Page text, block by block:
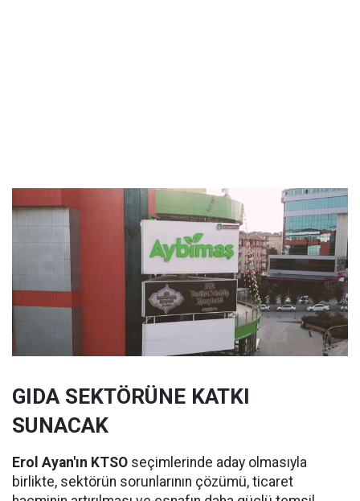
GIDA SEKTÖRÜNE KATKI
SUNACAK
Erol Ayan'ın KTSO seçimlerinde aday olmasıyla
birlikte, sektörün sorunlarının çözümü, ticaret